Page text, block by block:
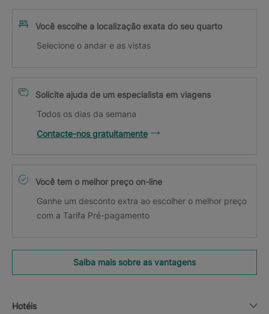
Você escolhe a localização exata do seu quarto
Selecione o andar e as vistas
Solicite ajuda de um especialista em viagens
Todos os dias da semana
Contacte-nos gratuitamente
Você tem o melhor preço on-line
Ganhe um desconto extra ao escolher o melhor preço
com a Tarifa Pré-pagamento
Saiba mais sobre as vantagens
Hotéis